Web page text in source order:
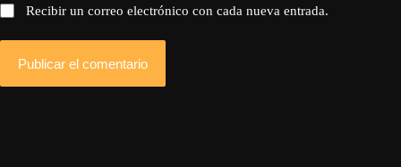
Recibir un correo electrónico con cada nueva entrada.
Publicar el comentario